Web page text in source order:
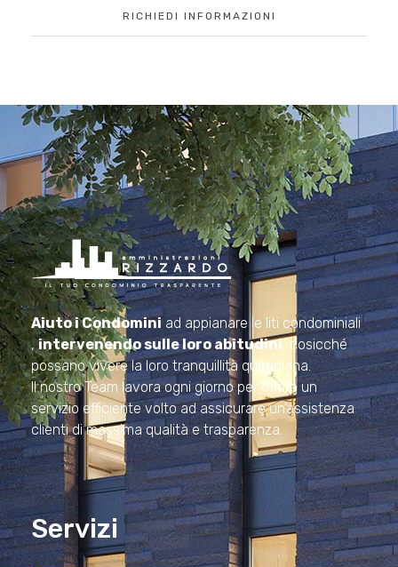
RICHIEDI INFORMAZIONI
Amministrazioni Rizzardo
Il tuo condominio trasparente
Aiuto i Condominiad appianare le liti condominiali
,intervenendo sulle loro abitudini, cosicché
possano vivere la loro tranquillità quotidiana.
Il nostro Team lavora ogni giorno per offrire un
servizio efficiente volto ad assicurare un’assistenza
clienti di massima qualità e trasparenza.
Servizi